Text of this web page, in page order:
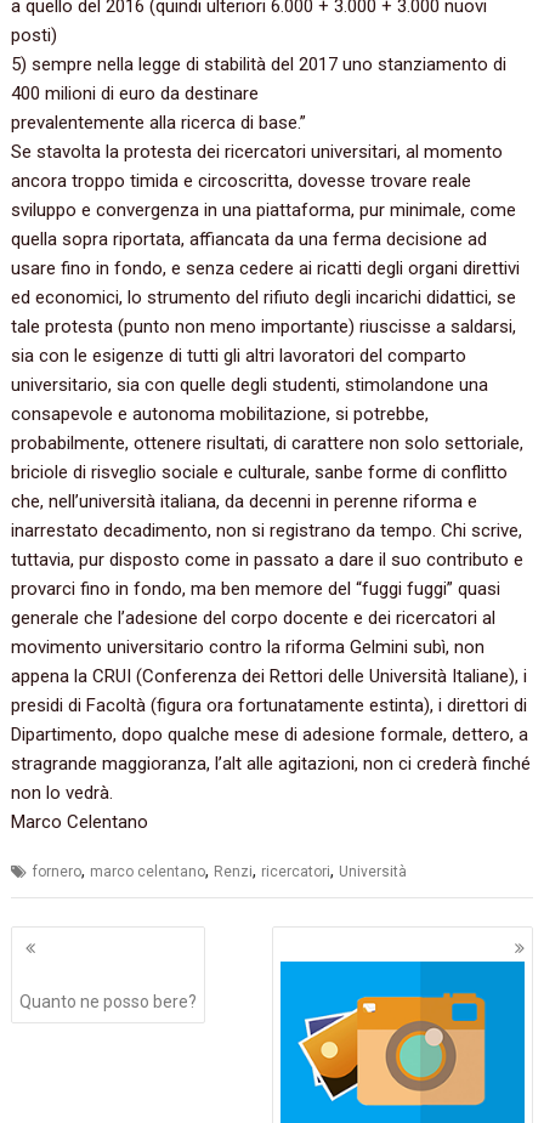
a quello del 2016 (quindi ulteriori 6.000 + 3.000 + 3.000 nuovi
posti)
5) sempre nella legge di stabilità del 2017 uno stanziamento di
400 milioni di euro da destinare
prevalentemente alla ricerca di base.”
Se stavolta la protesta dei ricercatori universitari, al momento
ancora troppo timida e circoscritta, dovesse trovare reale
sviluppo e convergenza in una piattaforma, pur minimale, come
quella sopra riportata, affiancata da una ferma decisione ad
usare fino in fondo, e senza cedere ai ricatti degli organi direttivi
ed economici, lo strumento del rifiuto degli incarichi didattici, se
tale protesta (punto non meno importante) riuscisse a saldarsi,
sia con le esigenze di tutti gli altri lavoratori del comparto
universitario, sia con quelle degli studenti, stimolandone una
consapevole e autonoma mobilitazione, si potrebbe,
probabilmente, ottenere risultati, di carattere non solo settoriale,
briciole di risveglio sociale e culturale, sanbe forme di conflitto
che, nell’università italiana, da decenni in perenne riforma e
inarrestato decadimento, non si registrano da tempo. Chi scrive,
tuttavia, pur disposto come in passato a dare il suo contributo e
provarci fino in fondo, ma ben memore del “fuggi fuggi” quasi
generale che l’adesione del corpo docente e dei ricercatori al
movimento universitario contro la riforma Gelmini subì, non
appena la CRUI (Conferenza dei Rettori delle Università Italiane), i
presidi di Facoltà (figura ora fortunatamente estinta), i direttori di
Dipartimento, dopo qualche mese di adesione formale, dettero, a
stragrande maggioranza, l’alt alle agitazioni, non ci crederà finché
non lo vedrà.
Marco Celentano
fornero, marco celentano, Renzi, ricercatori, Università
Navigazione
Quanto ne posso bere‭?